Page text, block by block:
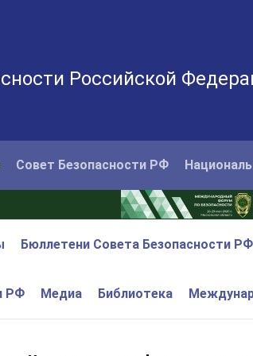
Российской
Совет Безопасности РФ
Бюллетени Совета Безопасности РФ
РФ Медиа Библиотека